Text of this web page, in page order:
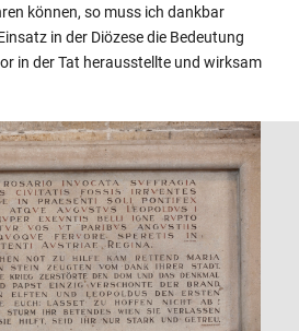
können, so muss ich dankbar
in der Diözese die Bedeutung
in der Tat herausstellte und wirksam